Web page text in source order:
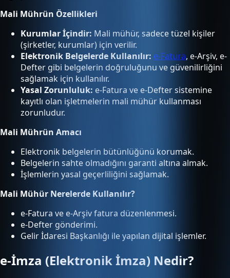
Mali Mührün Özellikleri
Kurumlar İçindir: Mali mühür, sadece tüzel kişiler
(şirketler, kurumlar) için verilir.
Elektronik Belgelerde Kullanılır: e-Fatura, e-Arşiv, e-
Defter gibi belgelerin doğruluğunu ve güvenilirliğini
sağlamak için kullanılır.
Yasal Zorunluluk: e-Fatura ve e-Defter sistemine
kayıtlı olan işletmelerin mali mühür kullanması
zorunludur.
Mali Mührün Amacı
Elektronik belgelerin bütünlüğünü korumak.
Belgelerin sahte olmadığını garanti altına almak.
İşlemlerin yasal geçerliliğini sağlamak.
Mali Mühür Nerelerde Kullanılır?
e-Fatura ve e-Arşiv fatura düzenlenmesi.
e-Defter gönderimi.
Gelir İdaresi Başkanlığı ile yapılan dijital işlemler.
e-İmza (Elektronik İmza) Nedir?